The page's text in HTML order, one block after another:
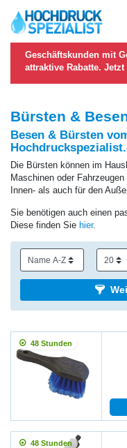
Geschäftskunden mit
attraktive Rabatte. Jetzt
Bürsten &
Besen & Bürsten
Die Bürsten können im
Maschinen oder
Innen- als auch für den
Sie benötigen auch einen
Diese finden Sie hier.
48 Stunden
48 Stunden